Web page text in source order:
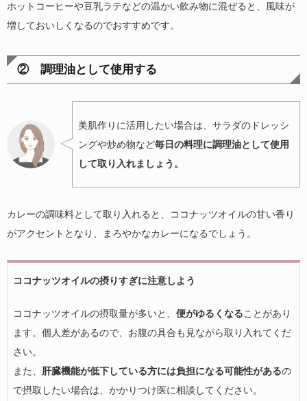
ホットコーヒーや豆乳ラテなどの温かい飲み物に混ぜると、風味が
増しておいしくなるのでおすすめです。
② 調理油として使用する
美肌作りに活用したい場合は、サラダのドレッシ
ングや炒め物など毎日の料理に調理油として使用
して取り入れましょう。
カレーの調味料として取り入れると、ココナッツオイルの甘い香り
がアクセントとなり、まろやかなカレーになるでしょう。
ココナッツオイルの摂りすぎに注意しよう
ココナッツオイルの摂取量が多いと、 便がゆるくなることがあり
ます。個人差があるので、お腹の具合も見ながら取り入れてくだ
さい。
また、 肝臓機能が低下している方には負担になる可能性があるの
で摂取したい場合は、かかりつけ医に相談してください。